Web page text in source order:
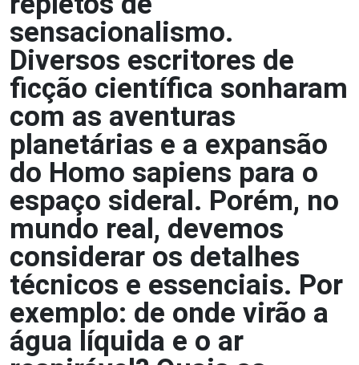
sensacionalismo.
Diversos escritores de
ficção científica sonharam
com as aventuras
planetárias e a expansão
do Homo sapiens para o
espaço sideral. Porém, no
mundo real, devemos
considerar os detalhes
técnicos e essenciais. Por
exemplo: de onde virão a
água líquida e o ar